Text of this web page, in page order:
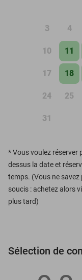
3 4
10 11
17 18
24 25
31
*Vous voulez réserver
dessus la date et
temps. (Vous ne savez
soucis : achetez alors
plus tard)
Sélection de